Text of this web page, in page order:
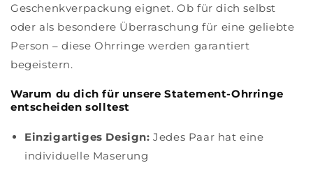
Geschenkverpackung eignet. Ob für dich selbst
oder als besondere Überraschung für eine geliebte
Person – diese Ohrringe werden garantiert
begeistern.
Warum du dich für unsere Statement-Ohrringe
entscheiden solltest
Einzigartiges Design: Jedes Paar hat eine
individuelle Maserung